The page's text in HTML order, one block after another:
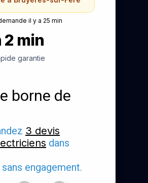
il y a 25 min
2 min
garantie
borne de
3 devis
dans
engagement.